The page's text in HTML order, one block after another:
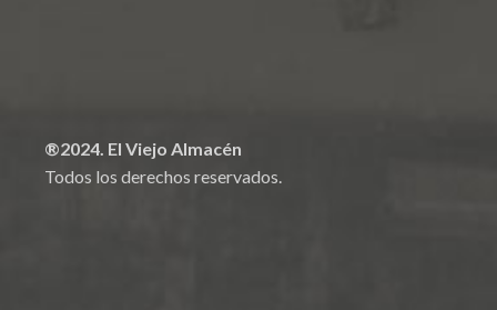
®2024. El Viejo Almacén
Todos los derechos reservados.